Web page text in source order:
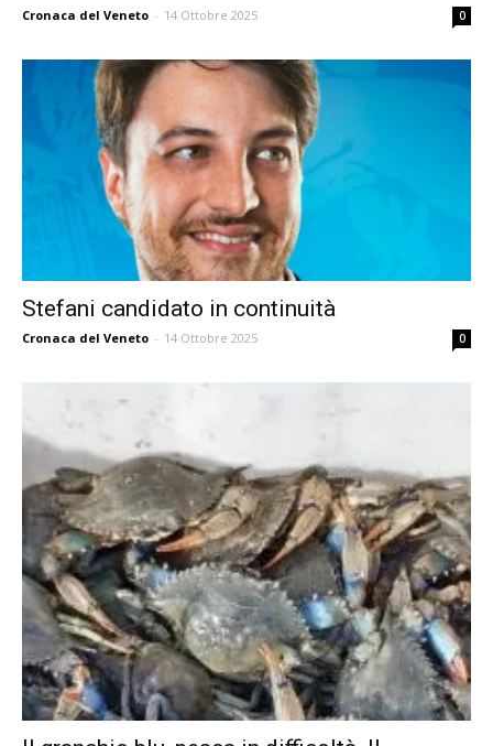
Cronaca del Veneto - 14 Ottobre 2025 0
Stefani candidato in continuità
Cronaca del Veneto - 14 Ottobre 2025 0